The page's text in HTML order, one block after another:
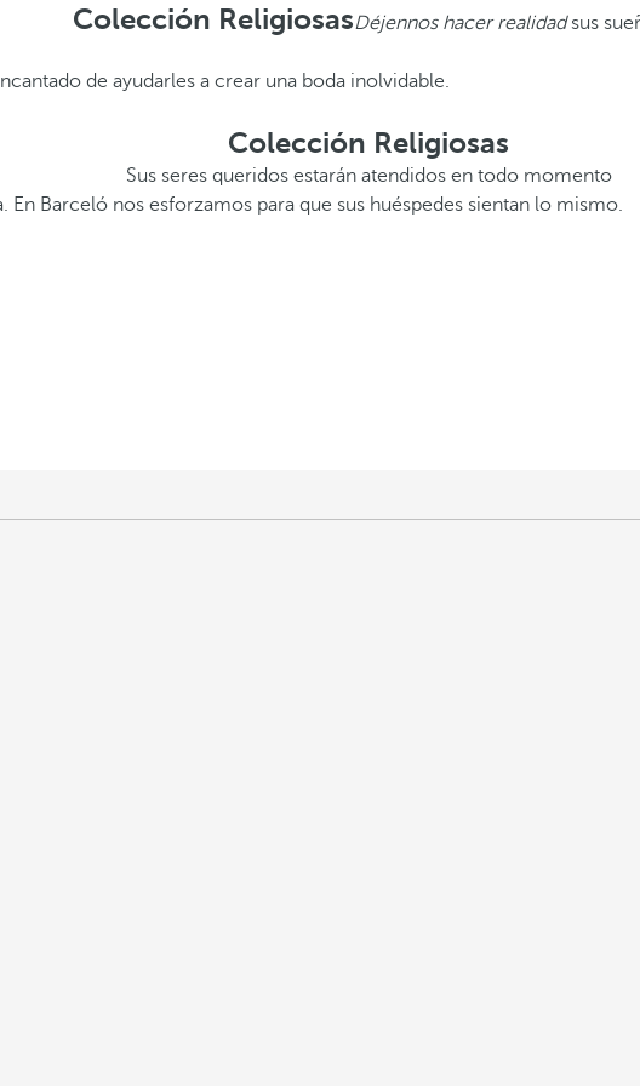
Colección ReligiosasDéjennos hacer realidadsus
de ayudarles a crear una boda inolvidable.
Colección Religiosas
Sus seres queridos estarán atendidos en todo momento
En Barceló nos esforzamos para que sus huéspedes sientan lo mismo.